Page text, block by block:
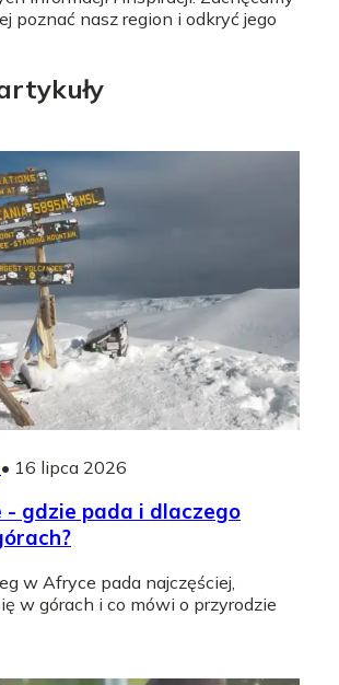
poznać nasz region i odkryć jego
• 16 lipca 2026
gdzie pada i dlaczego
w Afryce pada najczęściej,
w górach i co mówi o przyrodzie